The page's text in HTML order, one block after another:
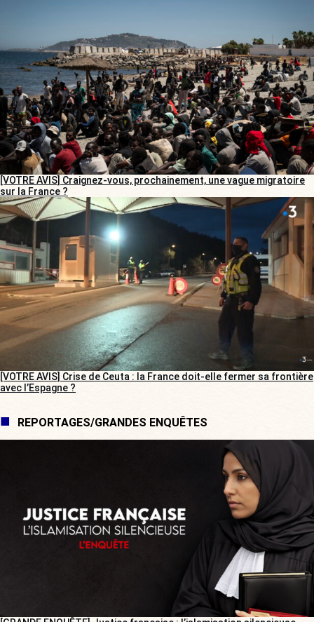
[VOTRE AVIS] Craignez-vous, prochainement, une vague migratoire
sur la France ?
[VOTRE AVIS] Crise de Ceuta : la France doit-elle fermer sa frontière
avec l’Espagne ?
REPORTAGES/GRANDES ENQUÊTES